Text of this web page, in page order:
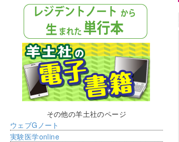
その他の羊土社のページ
ウェブGノート
実験医学online